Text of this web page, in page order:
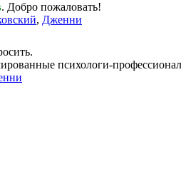
. Добро пожаловать!
, Дженни
психологи-